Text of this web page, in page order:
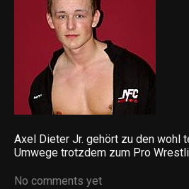
Axel Dieter Jr. gehört zu den wohl
Umwege trotzdem zum Pro
No comments yet